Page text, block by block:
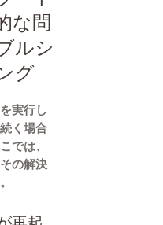
な問
ルシ
グ
実行し
く場合
では、
の解決